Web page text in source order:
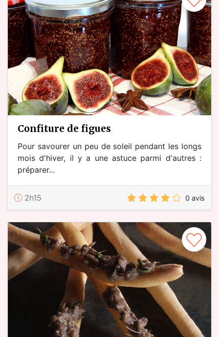
confiture de figues
Pour savourer un peu de soleil pendant les longs
mois d'hiver, il y a une astuce parmi d'autres :
préparer...
2h15 0 avis